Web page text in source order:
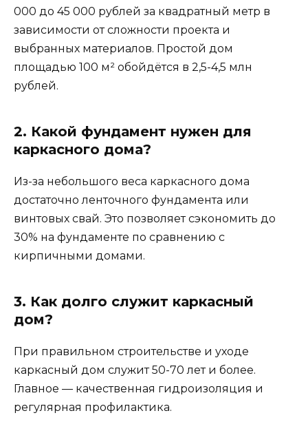
000 до 45 000 рублей за квадратный метр в
зависимости от сложности проекта и
выбранных материалов. Простой дом
площадью 100 м² обойдётся в 2,5-4,5 млн
рублей.
2. Какой фундамент нужен для
каркасного дома?
Из-за небольшого веса каркасного дома
достаточно ленточного фундамента или
винтовых свай. Это позволяет сэкономить до
30% на фундаменте по сравнению с
кирпичными домами.
3. Как долго служит каркасный
дом?
При правильном строительстве и уходе
каркасный дом служит 50-70 лет и более.
Главное — качественная гидроизоляция и
регулярная профилактика.